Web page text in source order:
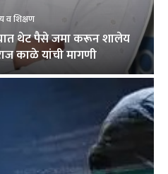
व शिक्षण
थेट पैसे जमा करून शालेय
काळे यांची मागणी